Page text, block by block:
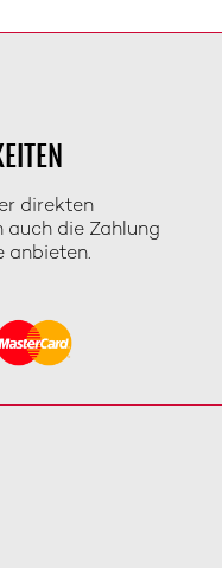
direkten
auch die Zahlung
anbieten.